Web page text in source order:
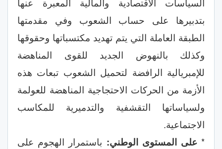
بتدبيرها على حساب الشعوب وفي مقدمتها
الطبقة العاملة التي يتم تهديد مكتسباتها وحقوقها
وكذلك بالنهوض الجديد للقوى المناهضة
للإمبريالية الرافضة لتحميل الشعوب تبعات هذه
الأزمة من الحركات الاحتجاجية المناهضة للعولمة
ولسياساتها التقشفية والتدميرية للمكاسب
الاجتماعية.
*على المستوى الوطني: باستمرار الهجوم على